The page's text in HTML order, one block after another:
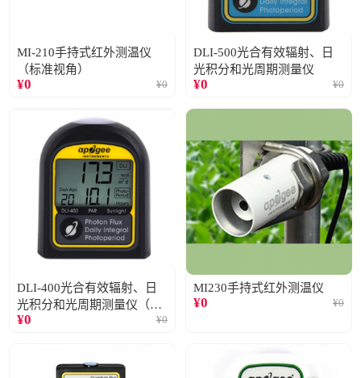
MI-210手持式红外测温仪
（标准视角）
¥0 ¥0
DLI-500光合有效辐射、日
光积分和光周期测量仪
¥0 ¥0
DLI-400光合有效辐射、日
光积分和光周期测量仪（仅
阳光）
¥0 ¥0
MI230手持式红外测温仪
¥0 ¥0